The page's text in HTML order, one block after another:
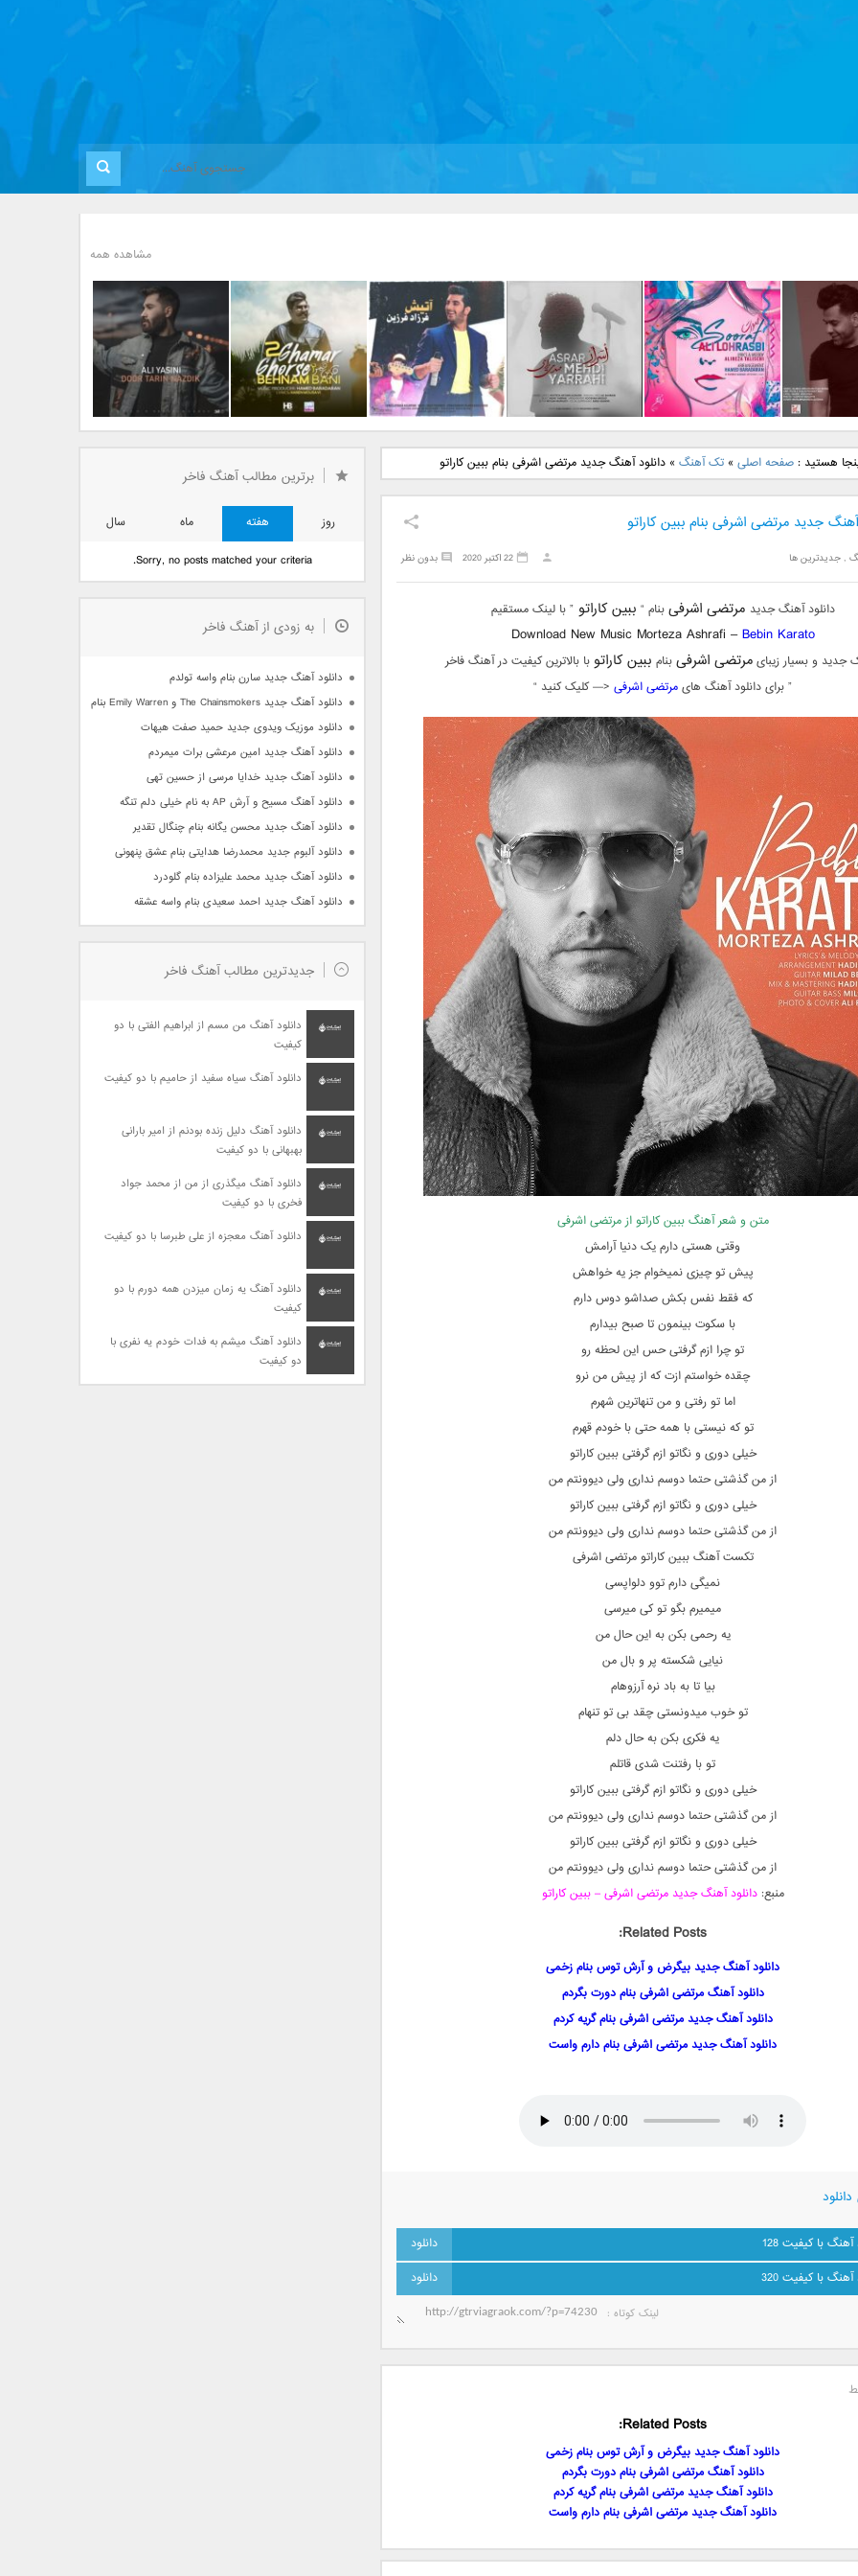
مشاهده همه
جدید رضا
نگار
دانلود آهنگ جدید علی
لهراسبی بنام صورت
دانلود آهنگ جدید مهدی
یراحی بنام اسرار
دانلود آهنگ جدید فرزاد
فرزین بنام آتیش
بانی بنام قرص قمر 2
یاسینی بنام دورترین نزدیک
هستید :صفحه اصلی »تک آهنگ »دانلود آهنگ جدید مرتضی اشرفی بنام ببین کاراتو
آهنگ جدید مرتضی اشرفی بنام ببین کاراتو
,جدیدترین ها بدون نظر 22 اکتبر 2020
دانلود آهنگ جدید مرتضی اشرفیبنام “ ببین کاراتو” با لینک مستقیم
Download New Music Morteza Ashrafi –Bebin Karato
جدید و بسیار زیبایمرتضی اشرفیبنام ببین کاراتوبا بالاترین کیفیت در آهنگ فاخر
” برای دانلود آهنگ هایمرتضی اشرفی <— کلیک کنید “
متن و شعر آهنگ ببین کاراتو از مرتضی اشرفی
وقتی هستی دارم یک دنیا آرامش
پیش تو چیزی نمیخوام جز یه خواهش
که فقط نفس بکش صداشو دوس دارم
با سکوت بینمون تا صبح بیدارم
تو چرا ازم گرفتی حس این لحظه رو
چقده خواستم ازت که از پیش من نرو
اما تو رفتی و من تنهاترین شهرم
تو که نیستی با همه حتی با خودم قهرم
خیلی دوری و نگاتو ازم گرفتی ببین کاراتو
از من گذشتی حتما دوسم نداری ولی دیوونتم من
خیلی دوری و نگاتو ازم گرفتی ببین کاراتو
از من گذشتی حتما دوسم نداری ولی دیوونتم من
تکست آهنگ ببین کاراتو مرتضی اشرفی
نمیگی دارم توو دلواپسی
میمیرم بگو تو کی میرسی
یه رحمی بکن به این حال من
نیایی شکسته پر و بال من
بیا تا به باد نره آرزوهام
تو خوب میدونستی چقد بی تو تنهام
یه فکری بکن به حال دلم
تو با رفتنت شدی قاتلم
خیلی دوری و نگاتو ازم گرفتی ببین کاراتو
از من گذشتی حتما دوسم نداری ولی دیوونتم من
خیلی دوری و نگاتو ازم گرفتی ببین کاراتو
از من گذشتی حتما دوسم نداری ولی دیوونتم من
منبع:دانلود آهنگ جدید مرتضی اشرفی – ببین کاراتو
Related Posts:
دانلود آهنگ جدید بیگرض و آرش توس بنام زخمی
دانلود آهنگ مرتضی اشرفی بنام دورت بگردم
دانلود آهنگ جدید مرتضی اشرفی بنام گریه کردم
دانلود آهنگ جدید مرتضی اشرفی بنام دارم واست
آهنگ با کیفیت 128
آهنگ با کیفیت 320
لینک کوتاه‌ :
Related Posts:
دانلود آهنگ جدید بیگرض و آرش توس بنام زخمی
دانلود آهنگ مرتضی اشرفی بنام دورت بگردم
دانلود آهنگ جدید مرتضی اشرفی بنام گریه کردم
دانلود آهنگ جدید مرتضی اشرفی بنام دارم واست
برترین مطالب آهنگ فاخر
روز هفته ماه
سال
Sorry, no posts matched your criteria.
به زودی از آهنگ فاخر
دانلود آهنگ جدید سارن بنام واسه تولدم
دانلود آهنگ جدید The Chainsmokers و Emily Warren بنام Side Effects
دانلود موزیک ویدوی جدید حمید صفت هیهات
دانلود آهنگ جدید امین مرعشی برات میمردم
دانلود آهنگ جدید خدایا مرسی از حسین تهی
دانلود آهنگ مسیح و آرش AP به نام خیلی دلم تنگه
دانلود آهنگ جدید محسن یگانه بنام چنگال تقدیر
دانلود آلبوم جدید محمدرضا هدایتی بنام عشق پنهونی
دانلود آهنگ جدید محمد علیزاده بنام گلودرد
دانلود آهنگ جدید احمد سعیدی بنام واسه عشقه
جدیدترین مطالب آهنگ فاخر
دانلود آهنگ من مسم از ابراهیم الفتی با دو
کیفیت
دانلود آهنگ سیاه سفید از حامیم با دو کیفیت
دانلود آهنگ دلیل زنده بودنم از امیر بارانی
بهبهانی با دو کیفیت
دانلود آهنگ میگذری از من از محمد جواد
فخری با دو کیفیت
دانلود آهنگ معجزه از علی طبرسا با دو کیفیت
دانلود آهنگ یه زمان میزدن همه دورم با دو
کیفیت
دانلود آهنگ میشم به فدات خودم یه نفری با
دو کیفیت